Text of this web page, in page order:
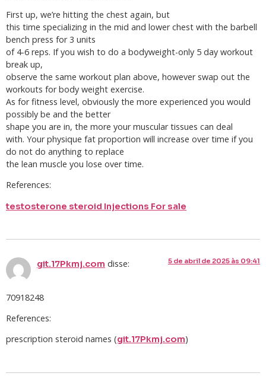
First up, we’re hitting the chest again, but
this time specializing in the mid and lower chest with the barbell
bench press for 3 units
of 4-6 reps. If you wish to do a bodyweight-only 5 day workout
break up,
observe the same workout plan above, however swap out the
workouts for body weight exercise.
As for fitness level, obviously the more experienced you would
possibly be and the better
shape you are in, the more your muscular tissues can deal
with. Your physique fat proportion will increase over time if you
do not do anything to replace
the lean muscle you lose over time.
References:
testosterone steroid Injections For sale
git.17Pkmj.com disse: 5 de abril de 2025 às 09:41
70918248
References:
prescription steroid names (git.17Pkmj.com)